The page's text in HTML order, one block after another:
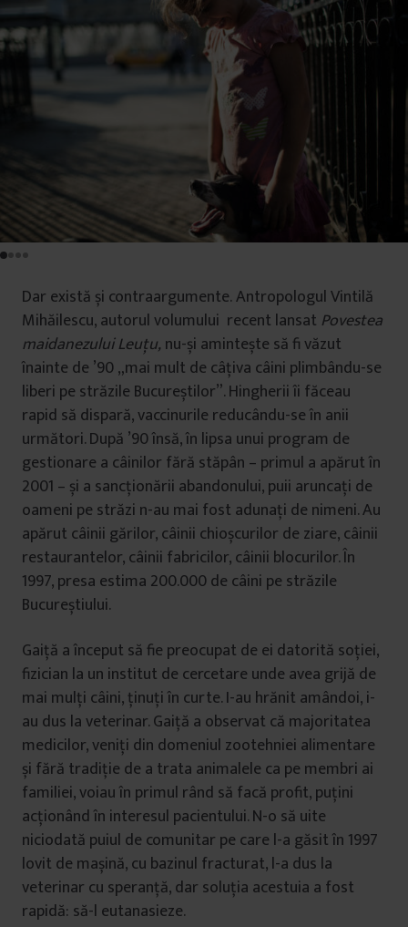
Dar există și contraargumente. Antropologul Vintilă
Mihăilescu, autorul volumului recent lansat Povestea
maidanezului Leuțu, nu-și amintește să fi văzut
înainte de ’90 „mai mult de câțiva câini plimbându-se
liberi pe străzile Bucureștilor”. Hingherii îi făceau
rapid să dispară, vaccinurile reducându-se în anii
următori. După ’90 însă, în lipsa unui program de
gestionare a câinilor fără stăpân – primul a apărut în
2001 – și a sancționării abandonului, puii aruncați de
oameni pe străzi n-au mai fost adunați de nimeni. Au
apărut câinii gărilor, câinii chioșcurilor de ziare, câinii
restaurantelor, câinii fabricilor, câinii blocurilor. În
1997, presa estima 200.000 de câini pe străzile
Bucureștiului.
Gaiță a început să fie preocupat de ei datorită soției,
fizician la un institut de cercetare unde avea grijă de
mai mulți câini, ținuți în curte. I-au hrănit amândoi, i-
au dus la veterinar. Gaiță a observat că majoritatea
medicilor, veniți din domeniul zootehniei alimentare
și fără tradiție de a trata animalele ca pe membri ai
familiei, voiau în primul rând să facă profit, puțini
acționând în interesul pacientului. N-o să uite
niciodată puiul de comunitar pe care l-a găsit în 1997
lovit de mașină, cu bazinul fracturat, l-a dus la
veterinar cu speranță, dar soluția acestuia a fost
rapidă: să-l eutanasieze.